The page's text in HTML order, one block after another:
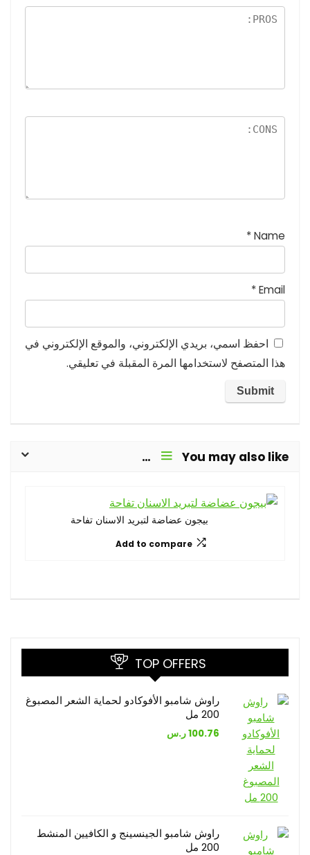
نج
Name
*
Email
*
احفظ اسمي، بريدي الإلكتروني، والموقع الإلكتروني في
هذا المتصفح لاستخدامها المرة المقبلة في تعليقي.
You may also like…
بيجون عضاضة لتبريد الاسنان تفاحة
Add to compare
TOP OFFERS
راوش شامبو الأفوكادو لحماية الشعر المصبوغ
200 مل
100.76ر.س
راوش شامبو الجينسينج و الكافيين المنشط
200 مل